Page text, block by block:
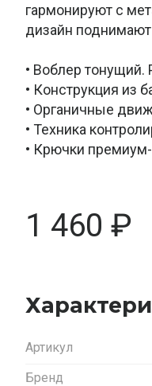
гармонируют с
дизайн
• Воблер тонущий.
• Конструкция из
• Органичные
• Техника
• Крючки
1 460 ₽
Артикул
Бренд